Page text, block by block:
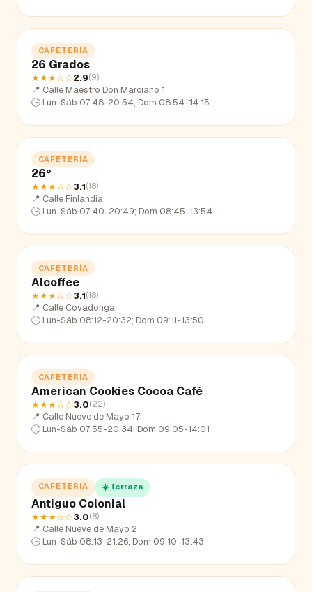
CAFETERÍA
26 Grados
★★★☆☆2.9(9)
📍 Calle Maestro Don Marciano 1
🕒 Lun-Sáb 07:48-20:54; Dom 08:54-14:15
CAFETERÍA
26º
★★★☆☆3.1(18)
📍 Calle Finlandia
🕒 Lun-Sáb 07:40-20:49; Dom 08:45-13:54
CAFETERÍA
Alcoffee
★★★☆☆3.1(18)
📍 Calle Covadonga
🕒 Lun-Sáb 08:12-20:32; Dom 09:11-13:50
CAFETERÍA
American Cookies Cocoa Café
★★★☆☆3.0(22)
📍 Calle Nueve de Mayo 17
🕒 Lun-Sáb 07:55-20:34; Dom 09:05-14:01
CAFETERÍA ☀️ Terraza
Antiguo Colonial
★★★☆☆3.0(8)
📍 Calle Nueve de Mayo 2
🕒 Lun-Sáb 08:13-21:26; Dom 09:10-13:43